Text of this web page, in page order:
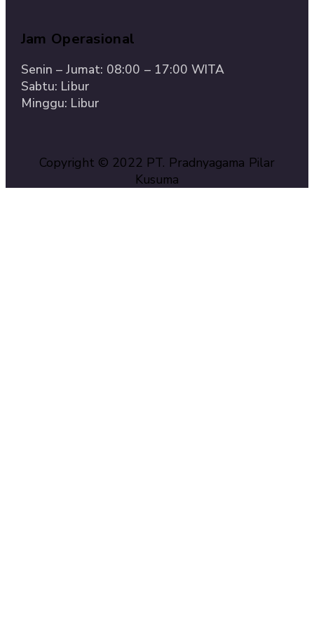
Jam Operasional
Senin – Jumat: 08:00 – 17:00 WITA
Sabtu: Libur
Minggu: Libur
Copyright © 2022 PT. Pradnyagama Pilar
Kusuma